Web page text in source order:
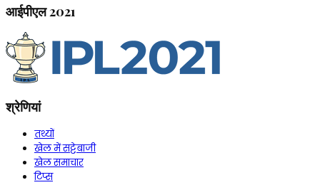
आईपीएल 2021
श्रेणियां
तथ्यों
खेल में सट्टेबाजी
खेल समाचार
टिप्स